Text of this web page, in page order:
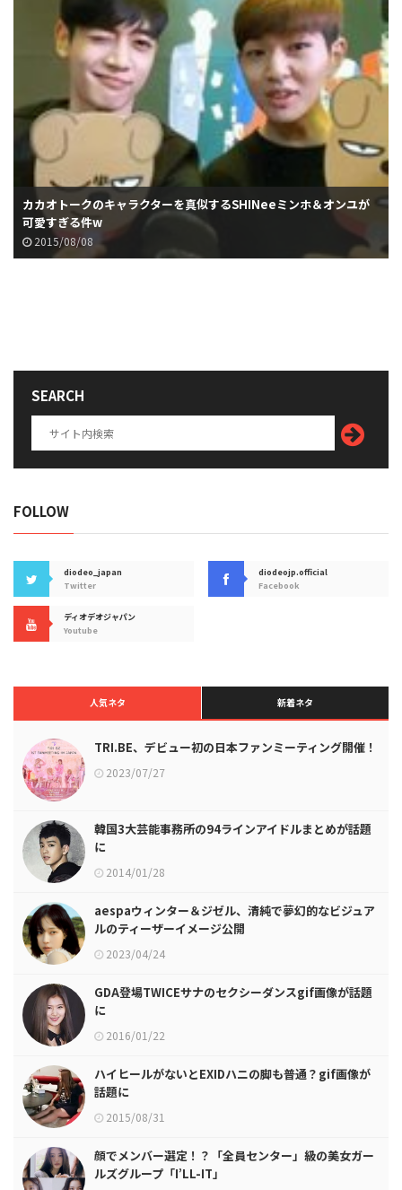
カカオトークのキャラクターを真似するSHINeeミンホ＆オンユが
可愛すぎる件w
2015/08/08
SEARCH
FOLLOW
diodeo_japan
Twitter
diodeojp.official
Facebook
ディオデオジャパン
Youtube
人気ネタ 新着ネタ
TRI.BE、デビュー初の日本ファンミーティング開催！
2023/07/27
韓国3大芸能事務所の94ラインアイドルまとめが話題
に
2014/01/28
aespaウィンター＆ジゼル、清純で夢幻的なビジュア
ルのティーザーイメージ公開
2023/04/24
GDA登場TWICEサナのセクシーダンスgif画像が話題
に
2016/01/22
ハイヒールがないとEXIDハニの脚も普通？gif画像が
話題に
2015/08/31
顔でメンバー選定！？「全員センター」級の美女ガー
ルズグループ「I’LL-IT」